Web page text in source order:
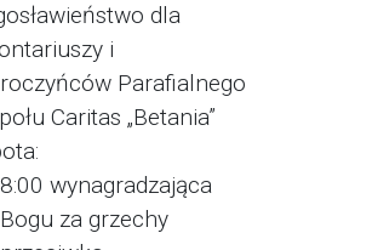
dla
i
Parafialnego
Caritas „Betania”
8:00 wynagradzająca
Bogu za grzechy